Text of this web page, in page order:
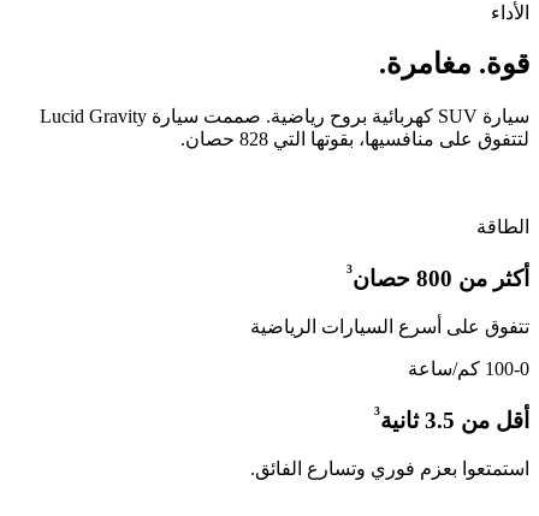
الأداء
قوة. مغامرة.
سيارة SUV كهربائية بروح رياضية. صممت سيارة Lucid Gravity
لتتفوق على منافسيها، بقوتها التي 828 حصان.
الطاقة
أكثر من 800 حصان ³
تتفوق على أسرع السيارات الرياضية
100-0 كم/ساعة
أقل من 3.5 ثانية ³
استمتعوا بعزم فوري وتسارع الفائق.